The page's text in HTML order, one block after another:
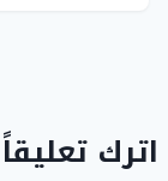
اترك تعليقاً